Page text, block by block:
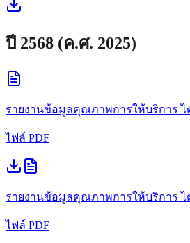
ปี 2568 (ค.ศ. 2025)
รายงานข้อมูลคุณภาพการให้บริการไ
ไฟล์ PDF
รายงานข้อมูลคุณภาพการให้บริการไ
ไฟล์ PDF